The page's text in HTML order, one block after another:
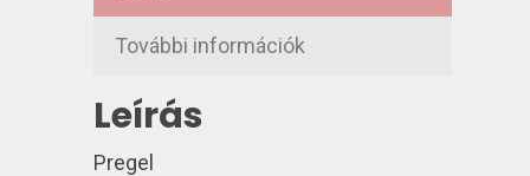
További információk
Leírás
Pregel